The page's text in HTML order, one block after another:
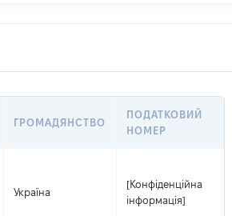
ГРОМАДЯНСТВО
ПОДАТКОВИЙ
НОМЕР
Україна
[Конфіденційна
інформація]